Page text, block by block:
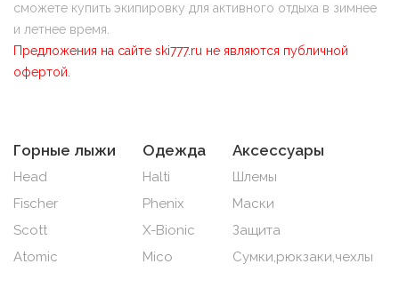
сможете купить экипировку для активного отдыха в зимнее
и летнее время.
Предложения на сайте ski777.ru не являются публичной
офертой.
Горные лыжи
Head
Fischer
Scott
Atomic
Одежда
Halti
Phenix
X-Bionic
Mico
Аксессуары
Шлемы
Маски
Защита
Сумки,рюкзаки,чехлы